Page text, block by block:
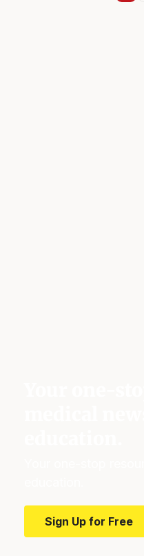
Sign Up for Free